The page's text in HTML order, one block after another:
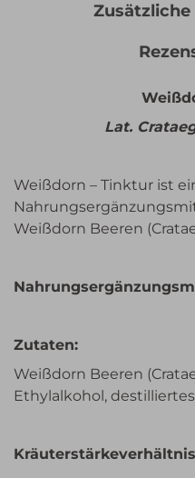
Lat.
Weißdorn – Tinktur ist
Weißdorn Beeren
Zutaten:
Weißdorn Beeren
Ethylalkohol, destilliertes
Kräuterstärkeverhältnis